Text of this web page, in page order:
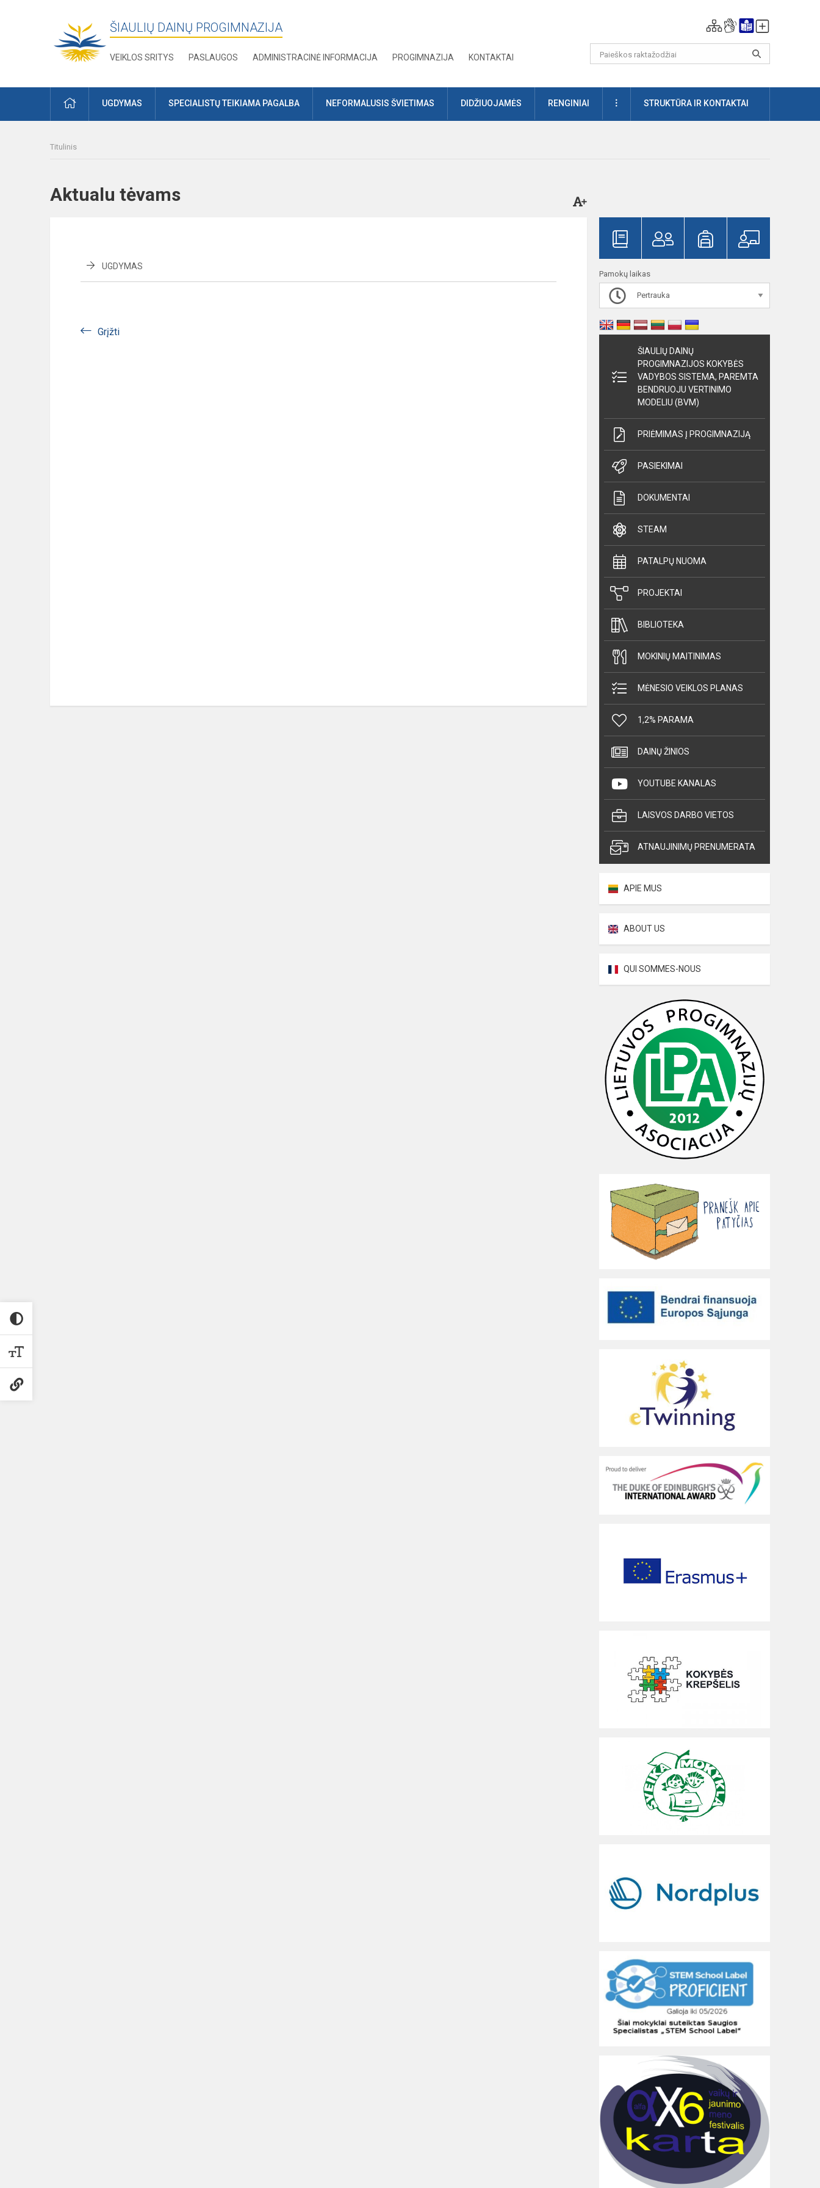
ŠIAULIŲ DAINŲ PROGIMNAZIJA
VEIKLOS SRITYS PASLAUGOS ADMINISTRACINĖ INFORMACIJA PROGIMNAZIJA KONTAKTAI
PRADŽIAUGDYMAS SPECIALISTŲ TEIKIAMA PAGALBA NEFORMALUSIS ŠVIETIMAS DIDŽIUOJAMĖS RENGINIAI DAUGIAUSTRUKTŪRA IR KONTAKTAI
Titulinis
Aktualu tėvams
UGDYMAS
Grįžti
Pamokų laikas
Pertrauka
ŠIAULIŲ DAINŲ
PROGIMNAZIJOS KOKYBĖS
VADYBOS SISTEMA, PAREMTA
BENDRUOJU VERTINIMO
MODELIU (BVM)
PRIĖMIMAS Į PROGIMNAZIJĄ
PASIEKIMAI
DOKUMENTAI
STEAM
PATALPŲ NUOMA
PROJEKTAI
BIBLIOTEKA
MOKINIŲ MAITINIMAS
MĖNESIO VEIKLOS PLANAS
1,2% PARAMA
DAINŲ ŽINIOS
YOUTUBE KANALAS
LAISVOS DARBO VIETOS
ATNAUJINIMŲ PRENUMERATA
APIE MUS
ABOUT US
QUI SOMMES-NOUS